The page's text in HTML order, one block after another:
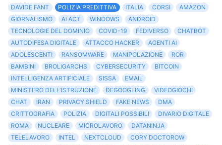
DAVIDE FANT
POLIZIA PREDITTIVA ITALIA CORSI
AMAZON
GIORNALISMO
AI ACT WINDOWS
ANDROID
TECNOLOGIE DEL DOMINIO
COVID-19 FEDIVERSO
CHATBOT
AUTODIFESA DIGITALE
ATTACCO HACKER
AGENTI AI
ADOLESCENTI
RANSOMWARE MANIPOLAZIONE
ROR
BAMBINI
BROLIGARCHS CYBERSECURITY
BITCOIN
INTELLIGENZA ARTIFICIALE
SISSA
EMAIL
MINISTERO DELL'ISTRUZIONE
DEGOOGLING
VIDEOGIOCHI
CHAT
IRAN PRIVACY SHIELD FAKE NEWS
DMA
CRITTOGRAFIA
POLIZIA DIGITALI POSSIBILI
DIVARIO DIGITALE
ROMA
NUCLEARE MICROLAVORO
DATANINJA
TELELAVORO
INTEL NEXTCLOUD
CORY DOCTOROW